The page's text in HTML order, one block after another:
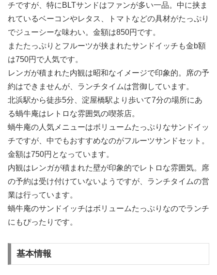
チですが、特にBLTサンドはファンが多い一品。中に挟ま
れているベーコンやレタス、トマトなどの具材がたっぷり
でジューシーな味わい。金額は850円です。
またたっぷりとフルーツが挟まれたサンドイッチも金b額
は750円で人気です。
レンガが積まれた内観は昭和なイメージで印象的。席の予
約はできませんが、ランチタイムは営御しています。
北浜駅から徒歩5分、淀屋橋駅より歩いて7分の場所にあ
る蝸牛庵はレトロな雰囲気の喫茶店。
蝸牛庵の人気メニューはボリュームたっぷりなサンドイッ
チですが、中でもおすすめなのがフルーツサンドセット。
金額は750円となっています。
内観はレンガが積まれた壁が印象的でレトロな雰囲気。席
の予約は受け付けていないようですが、ランチタイムの営
業は行っています。
蝸牛庵のサンドイッチはボリュームたっぷりなのでランチ
にもぴったりです。
基本情報